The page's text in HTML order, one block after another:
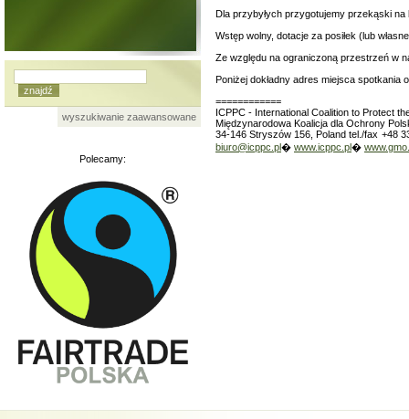
wyszukiwanie zaawansowane
Polecamy:
Dla przybyłych przygotujemy przekąski
Wstęp wolny, dotacje za posiłek (lub
Ze względu na ograniczoną przestrzeń w
Poniżej dokładny adres miejsca spotkania
============
ICPPC - International Coalition to Protect
Międzynarodowa Koalicja dla Ochrony
34-146 Stryszów 156, Poland tel./fax +48
biuro@icppc.pl� www.icppc.pl�